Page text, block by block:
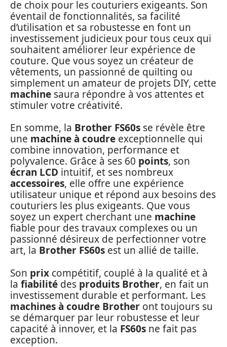
de choix pour les couturiers exigeants. Son
éventail de fonctionnalités, sa facilité
d’utilisation et sa robustesse en font un
investissement judicieux pour tous ceux qui
souhaitent améliorer leur expérience de
couture. Que vous soyez un créateur de
vêtements, un passionné de quilting ou
simplement un amateur de projets DIY, cette
machine saura répondre à vos attentes et
stimuler votre créativité.
En somme, la Brother FS60s se révèle être
une machine à coudre exceptionnelle qui
combine innovation, performance et
polyvalence. Grâce à ses 60 points, son
écran LCD intuitif, et ses nombreux
accessoires, elle offre une expérience
utilisateur unique et répond aux besoins des
couturiers les plus exigeants. Que vous
soyez un expert cherchant une machine
fiable pour des travaux complexes ou un
passionné désireux de perfectionner votre
art, la Brother FS60s est un allié de taille.
Son prix compétitif, couplé à la qualité et à
la fiabilité des produits Brother, en fait un
investissement durable et performant. Les
machines à coudre Brother ont toujours su
se démarquer par leur robustesse et leur
capacité à innover, et la FS60s ne fait pas
exception.